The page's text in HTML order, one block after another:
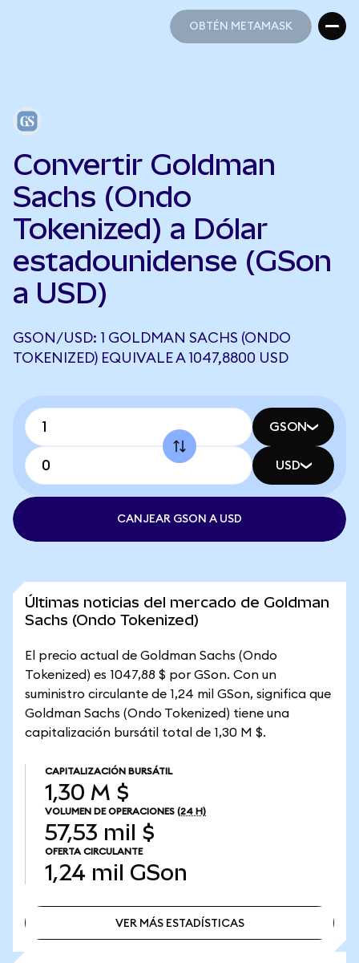
OBTÉN METAMASK
Convertir Goldman
Sachs (Ondo
Tokenized) a Dólar
estadounidense (GSon
a USD)
GSON/USD: 1 GOLDMAN SACHS (ONDO
TOKENIZED) EQUIVALE A 1047,8800 USD
GSON
USD
CANJEAR GSON A USD
Últimas noticias del mercado de Goldman
Sachs (Ondo Tokenized)
El precio actual de Goldman Sachs (Ondo
Tokenized) es 1047,88 $ por GSon. Con un
suministro circulante de 1,24 mil GSon, significa que
Goldman Sachs (Ondo Tokenized) tiene una
capitalización bursátil total de 1,30 M $.
CAPITALIZACIÓN BURSÁTIL
1,30 M $
VOLUMEN DE OPERACIONES (24 H)
57,53 mil $
OFERTA CIRCULANTE
1,24 mil GSon
VER MÁS ESTADÍSTICAS